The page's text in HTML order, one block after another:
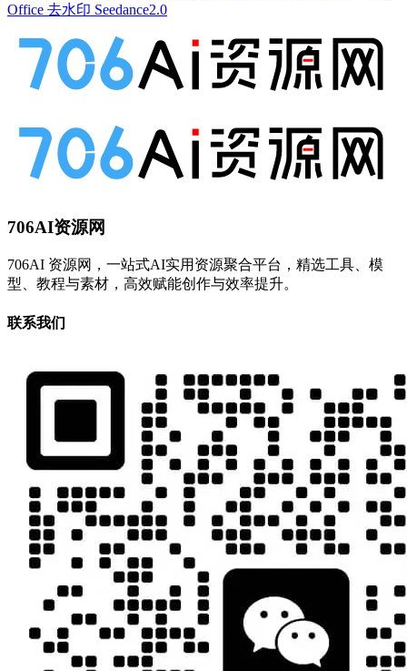
Office 去水印 Seedance2.0
706AI资源网
706AI 资源网，一站式AI实用资源聚合平台，精选工具、模
型、教程与素材，高效赋能创作与效率提升。
联系我们